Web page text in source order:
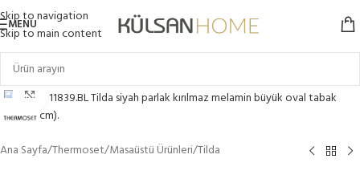
Skip to navigation
Skip to main content
MENU
Click to enlarge
Ana Sayfa/Thermoset/Masaüstü Ürünleri/Tilda